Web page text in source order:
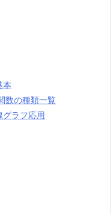
本
数の種類一覧
グラフ応用